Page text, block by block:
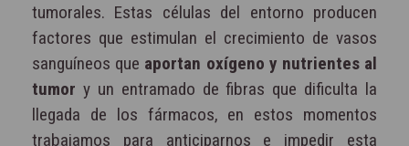
tumorales. Estas células del entorno producen
factores que estimulan el crecimiento de vasos
sanguíneos que aportan oxígeno y nutrientes al
tumor y un entramado de fibras que dificulta la
llegada de los fármacos, en estos momentos
trabajamos para anticiparnos e impedir esta